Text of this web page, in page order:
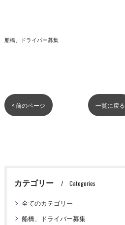
船橋、ドライバー募集
< 前のページ 一覧に戻る
カテゴリー Categories
全てのカテゴリー
船橋、ドライバー募集